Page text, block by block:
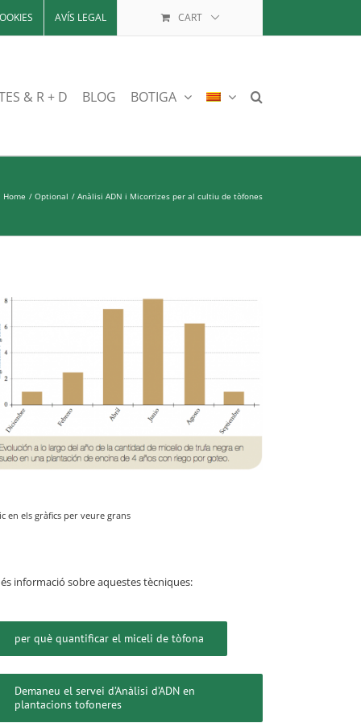
AVÍS LEGAL CART
& R + D BLOG BOTIGA
Home Optional Anàlisi ADN i Micorrizes per al cultiu de tòfones
en els gràfics per veure grans
informació sobre aquestes tècniques:
per què quantificar el miceli de tòfona
Demaneu el servei d’Anàlisi d’ADN en
plantacions tofoneres